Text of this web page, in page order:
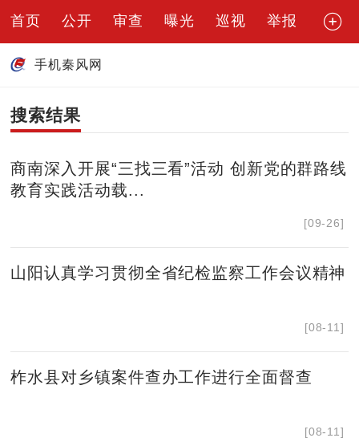
首页 公开 审查 曝光 巡视 举报
手机秦风网
搜索结果
商南深入开展“三找三看”活动 创新党的群路线
教育实践活动载...
[09-26]
山阳认真学习贯彻全省纪检监察工作会议精神
[08-11]
柞水县对乡镇案件查办工作进行全面督查
[08-11]